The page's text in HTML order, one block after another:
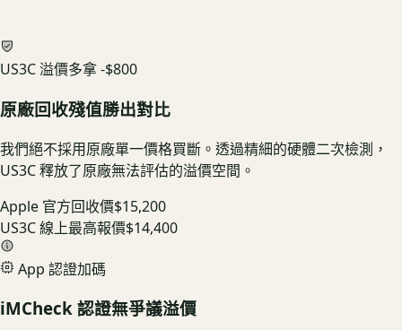
US3C 溢價多拿-$800
原廠回收殘值勝出對比
我們絕不採用原廠單一價格買斷。透過精細的硬體二次檢測，
US3C 釋放了原廠無法評估的溢價空間。
Apple 官方回收價$15,200
US3C 線上最高報價$14,400
App 認證加碼
iMCheck 認證無爭議溢價